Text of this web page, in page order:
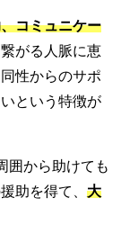
コミュニケー
がる人脈に恵
性からのサポ
という特徴が
囲から助けても
助を得て、 大